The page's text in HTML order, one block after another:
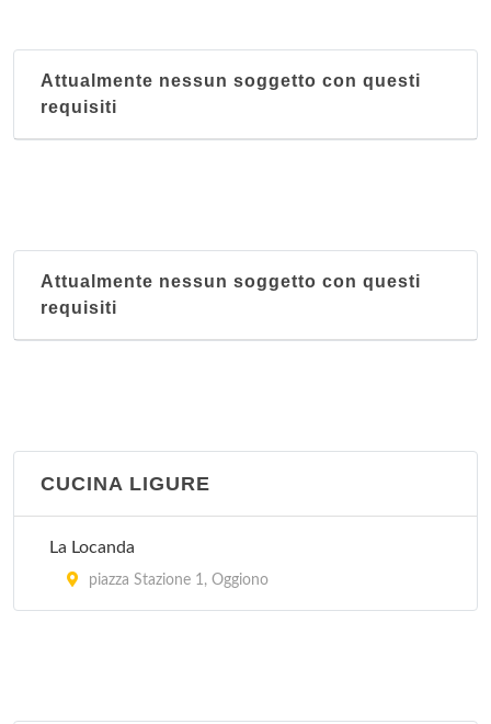
Attualmente nessun soggetto con questi
requisiti
Attualmente nessun soggetto con questi
requisiti
CUCINA LIGURE
La Locanda
piazza Stazione 1, Oggiono